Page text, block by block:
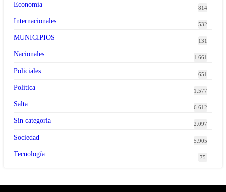
Economía 814
Internacionales 532
MUNICIPIOS 131
Nacionales 1.661
Policiales 651
Política 1.577
Salta 6.612
Sin categoría 2.097
Sociedad 5.905
Tecnología 75